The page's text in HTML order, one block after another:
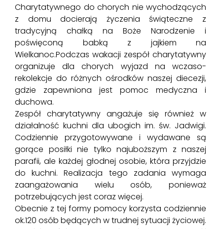
Charytatywnego do chorych nie wychodzących
z domu docierają życzenia świąteczne z
tradycyjną chałką na Boże Narodzenie i
poświęconą babką z jajkiem na
Wielkanoc.Podczas wakacji zespół charytatywny
organizuje dla chorych wyjazd na wczaso-
rekolekcje do różnych ośrodków naszej diecezji,
gdzie zapewniona jest pomoc medyczna i
duchowa.
Zespół charytatywny angażuje się również w
działalność kuchni dla ubogich im. św. Jadwigi.
Codziennie przygotowywane i wydawane są
gorące posiłki nie tylko najuboższym z naszej
parafii, ale każdej głodnej osobie, która przyjdzie
do kuchni. Realizacja tego zadania wymaga
zaangażowania wielu osób, ponieważ
potrzebujących jest coraz więcej.
Obecnie z tej formy pomocy korzysta codziennie
ok.120 osób będących w trudnej sytuacji życiowej.